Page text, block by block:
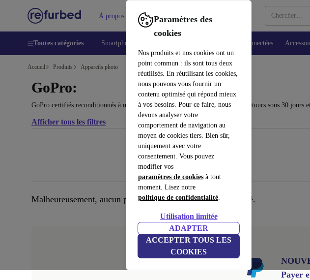
Paramètres des
cookies
Nos produits et nos cookies ont un
point commun : ils sont tous deux
réutilisés. En réutilisant les cookies,
nous pouvons vous fournir un
contenu optimisé qui répond mieux
à vos besoins. Pour ce faire, nous
devons analyser votre
comportement de navigation au
moyen de cookies tiers. Bien sûr,
uniquement avec votre
consentement. Vous pouvez
modifier vos
paramètres de cookies à tout
moment. Lisez notre
politique de confidentialité.
Utilisation limitée
ADAPTER
ACCEPTER TOUS LES
COOKIES
À propos Aide
Toutes catégories Smartphones Montres connectées
Accueil Produits Appareils photo
GoPro:
GoPro certifiés reconditionnés à moins de 900€ – économisez jusqu'à 40 %. Retours sous 30 jours
Afficher tous les filtres
Malheureusement, aucun produit correspondant n’a été trouvé.
Payer